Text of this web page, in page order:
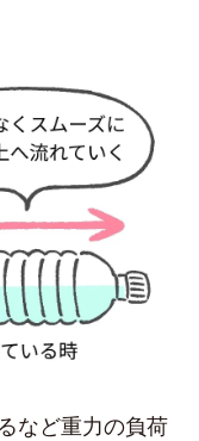
など重力の負荷